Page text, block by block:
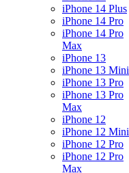
iPhone 14 Plus
iPhone 14 Pro
iPhone 14 Pro
Max
iPhone 13
iPhone 13 Mini
iPhone 13 Pro
iPhone 13 Pro
Max
iPhone 12
iPhone 12 Mini
iPhone 12 Pro
iPhone 12 Pro
Max